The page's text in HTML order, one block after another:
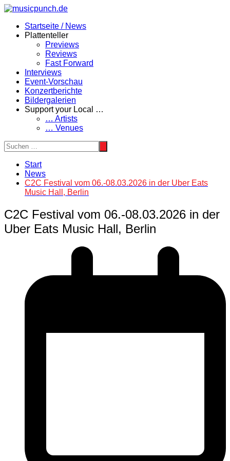
Zum
springenStartseite / News
Plattenteller
Previews
Reviews
Fast Forward
Interviews
Event-Vorschau
Konzertberichte
Bildergalerien
Support your Local …
… Artists
… Venues
Start
News
C2C Festival vom 06.-08.03.2026 in der Uber Eats
Music Hall, Berlin
C2C Festival vom 06.-08.03.2026 in der
Uber Eats Music Hall, Berlin